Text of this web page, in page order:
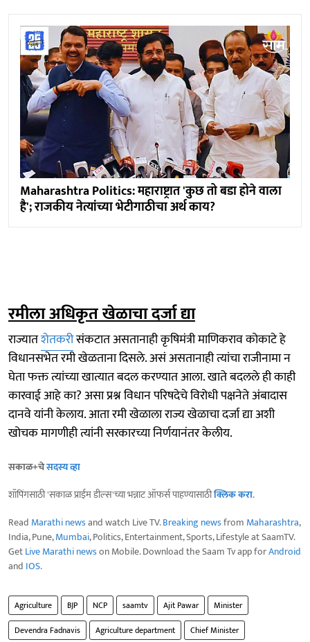
Maharashtra Politics: महाराष्ट्रात 'कुछ तो बडा होने वाला
है'; राजकीय नेत्यांच्या भेटीगाठीचा अर्थ काय?
रमीला अधिकृत खेळाचा दर्जा द्या
राज्यातशेतकरीसंकटात असतानाही कृषिमंत्री माणिकराव कोकाटे हे
विधानसभेत रमी खेळताना दिसले. असं असतानाही त्यांचा राजीनामा न
घेता फक्त त्यांच्या खात्यात बदल करण्यात आला. खाते बदलले ही काही
कारवाई आहे का? असा प्रश्न विधान परिषदेचे विरोधी पक्षनेते अंबादास
दानवे यांनी केलाय. आता रमी खेळाला राज्य खेळाचा दर्जा द्या अशी
खोचक मागणीही त्यांनी सरकारच्या निर्णयानंतर केलीय.
सकाळ+चेसदस्य व्हा
शॉपिंगसाठी 'सकाळ प्राईम डील्स'च्या भन्नाट ऑफर्स पाहण्यासाठीक्लिक करा.
Read Marathi newsand watch Live TV.Breaking newsfrom Maharashtra,
India, Pune,Mumbai, Politics, Entertainment, Sports, Lifestyle at SaamTV.
GetLive Marathi newson Mobile. Download the Saam Tv app forAndroid
and IOS.
Agriculture BJP NCP saamtv Ajit Pawar
Minister
Devendra Fadnavis
Agriculture department
Chief Minister